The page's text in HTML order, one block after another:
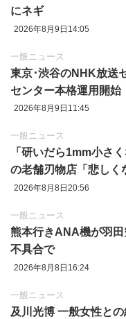
にネギ
2026年8月9日14:05
一般ニュース
東京‪･‬渋谷のNHK放送
センター本格運用開始
2026年8月9日11:45
一般ニュース
「研いだら1mm小さ
の老舗刃物店「悲しく
2026年8月8日20:56
一般ニュース
熊本行きANA機が羽
不具合で
2026年8月8日16:24
一般ニュース
及川光博 一般女性と